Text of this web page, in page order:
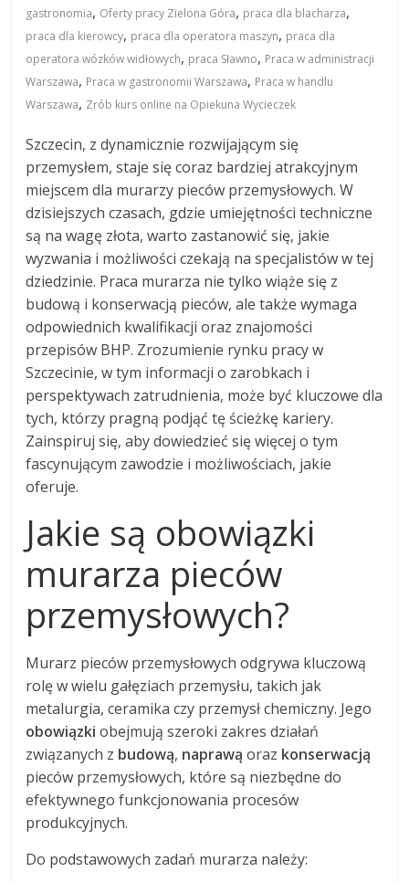
gastronomia, Oferty pracy Zielona Góra, praca dla blacharza,
praca dla kierowcy, praca dla operatora maszyn, praca dla
operatora wózków widłowych, praca Sławno, Praca w administracji
Warszawa, Praca w gastronomii Warszawa, Praca w handlu
Warszawa, Zrób kurs online na Opiekuna Wycieczek
Szczecin, z dynamicznie rozwijającym się
przemysłem, staje się coraz bardziej atrakcyjnym
miejscem dla murarzy pieców przemysłowych. W
dzisiejszych czasach, gdzie umiejętności techniczne
są na wagę złota, warto zastanowić się, jakie
wyzwania i możliwości czekają na specjalistów w tej
dziedzinie. Praca murarza nie tylko wiąże się z
budową i konserwacją pieców, ale także wymaga
odpowiednich kwalifikacji oraz znajomości
przepisów BHP. Zrozumienie rynku pracy w
Szczecinie, w tym informacji o zarobkach i
perspektywach zatrudnienia, może być kluczowe dla
tych, którzy pragną podjąć tę ścieżkę kariery.
Zainspiruj się, aby dowiedzieć się więcej o tym
fascynującym zawodzie i możliwościach, jakie
oferuje.
Jakie są obowiązki
murarza pieców
przemysłowych?
Murarz pieców przemysłowych odgrywa kluczową
rolę w wielu gałęziach przemysłu, takich jak
metalurgia, ceramika czy przemysł chemiczny. Jego
obowiązki obejmują szeroki zakres działań
związanych z budową, naprawą oraz konserwacją
pieców przemysłowych, które są niezbędne do
efektywnego funkcjonowania procesów
produkcyjnych.
Do podstawowych zadań murarza należy: